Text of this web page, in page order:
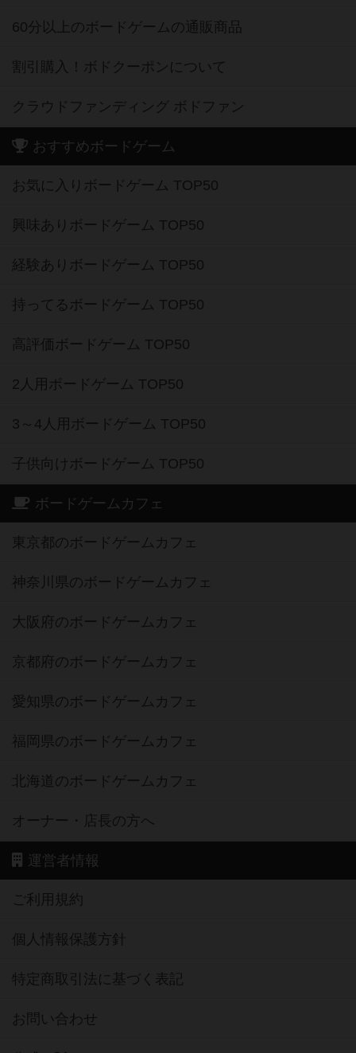
60分以上のボードゲームの通販商品
割引購入！ボドクーポンについて
クラウドファンディング ボドファン
おすすめボードゲーム
お気に入りボードゲーム TOP50
興味ありボードゲーム TOP50
経験ありボードゲーム TOP50
持ってるボードゲーム TOP50
高評価ボードゲーム TOP50
2人用ボードゲーム TOP50
3～4人用ボードゲーム TOP50
子供向けボードゲーム TOP50
ボードゲームカフェ
東京都のボードゲームカフェ
神奈川県のボードゲームカフェ
大阪府のボードゲームカフェ
京都府のボードゲームカフェ
愛知県のボードゲームカフェ
福岡県のボードゲームカフェ
北海道のボードゲームカフェ
オーナー・店長の方へ
運営者情報
ご利用規約
個人情報保護方針
特定商取引法に基づく表記
お問い合わせ